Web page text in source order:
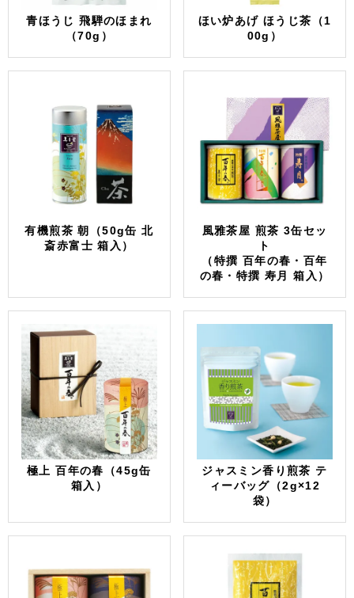
青ほうじ 飛騨のほまれ
（70g）
ほい炉あげ ほうじ茶（1
00g）
有機煎茶 朝（50g缶 北
斎赤富士 箱入）
風雅茶屋 煎茶 3缶セッ
ト
（特撰 百年の春・百年
の春・特撰 寿月 箱入）
極上 百年の春（45g缶
箱入）
ジャスミン香り煎茶 テ
ィーバッグ（2g×12
袋）